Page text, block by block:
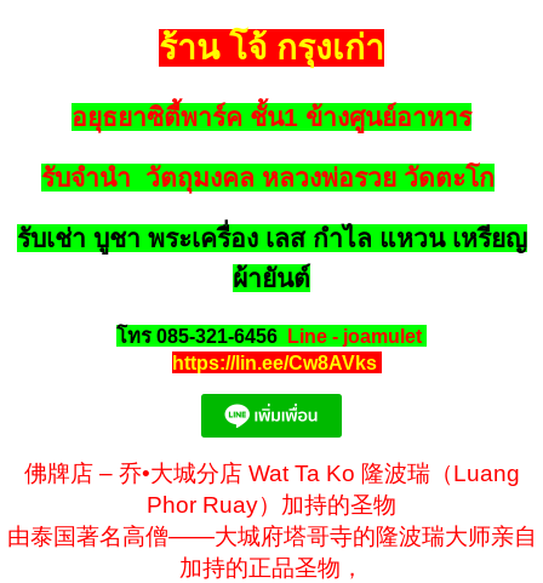
ร้าน โจ้ กรุงเก่า
อยุธยาซิตี้พาร์ค ชั้น1 ข้างศูนย์อาหาร
รับจำนำ วัตถุมงคล หลวงพ่อรวย วัดตะโก
รับเช่า บูชา พระเครื่อง เลส กำไล แหวน เหรียญ
ผ้ายันต์
โทร 085-321-6456 Line - joamulet
https://lin.ee/Cw8AVks
佛牌店 – 乔•大城分店 Wat Ta Ko 隆波瑞（Luang
Phor Ruay）加持的圣物
由泰国著名高僧——大城府塔哥寺的隆波瑞大师亲自
加持的正品圣物，